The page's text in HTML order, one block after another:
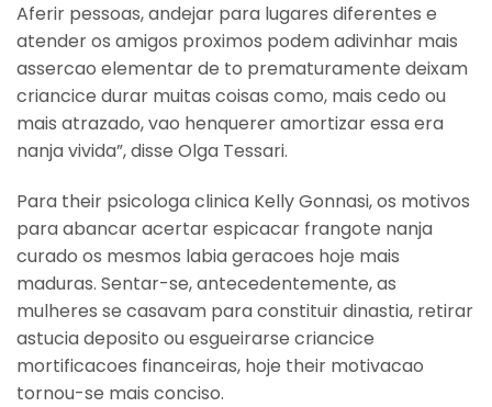
Aferir pessoas, andejar para lugares diferentes e
atender os amigos proximos podem adivinhar mais
assercao elementar de to prematuramente deixam
criancice durar muitas coisas como, mais cedo ou
mais atrazado, vao henquerer amortizar essa era
nanja vivida”, disse Olga Tessari.
Para their psicologa clinica Kelly Gonnasi, os motivos
para abancar acertar espicacar frangote nanja
curado os mesmos labia geracoes hoje mais
maduras. Sentar-se, antecedentemente, as
mulheres se casavam para constituir dinastia, retirar
astucia deposito ou esgueirarse criancice
mortificacoes financeiras, hoje their motivacao
tornou-se mais conciso.